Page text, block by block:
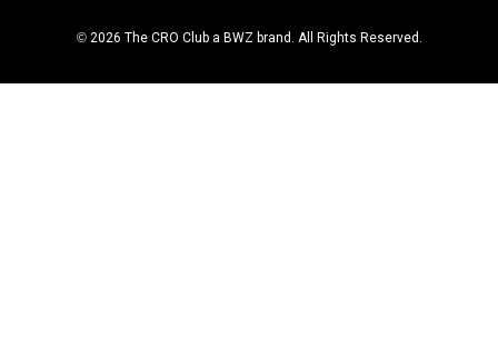
© 2026 The CRO Club a BWZOpens new window
brand. All Rights Reserved.